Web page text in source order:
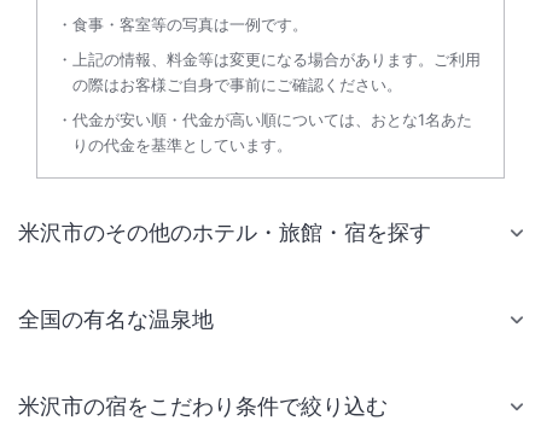
食事・客室等の写真は一例です。
上記の情報、料金等は変更になる場合があります。ご利用
の際はお客様ご自身で事前にご確認ください。
代金が安い順・代金が高い順については、おとな1名あた
りの代金を基準としています。
米沢市のその他のホテル・旅館・宿を探す
全国の有名な温泉地
米沢市の宿をこだわり条件で絞り込む